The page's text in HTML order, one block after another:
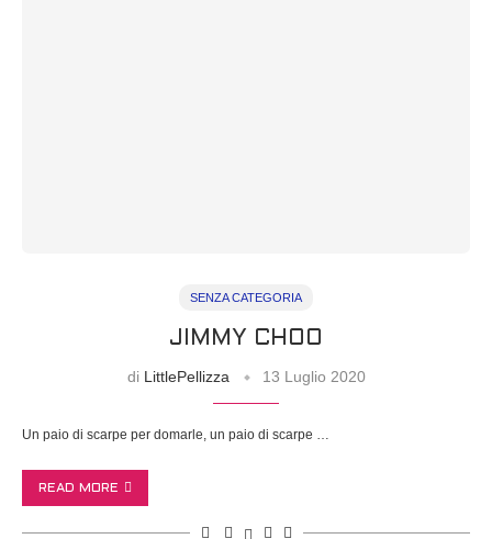
SENZA CATEGORIA
JIMMY CHOO
di LittlePellizza 13 Luglio 2020
Un paio di scarpe per domarle, un paio di scarpe …
READ MORE